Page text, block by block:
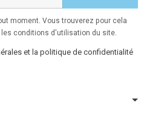
moment. Vous trouverez pour cela
conditions d'utilisation du site.
et la politique de confidentialité